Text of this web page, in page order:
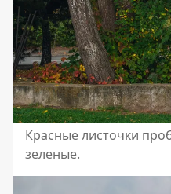
Красные листочки
зеленые.